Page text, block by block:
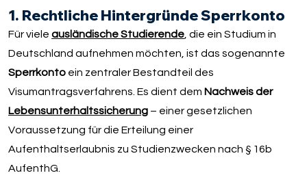
1. Rechtliche Hintergründe Sperrkonto
Für vieleausländische Studierende , die ein Studium in
Deutschland aufnehmen möchten, ist das sogenannte
Sperrkonto ein zentraler Bestandteil des
Visumantragsverfahrens. Es dient dem Nachweis der
Lebensunterhaltssicherung – einer gesetzlichen
Voraussetzung für die Erteilung einer
Aufenthaltserlaubnis zu Studienzwecken nach § 16b
AufenthG.